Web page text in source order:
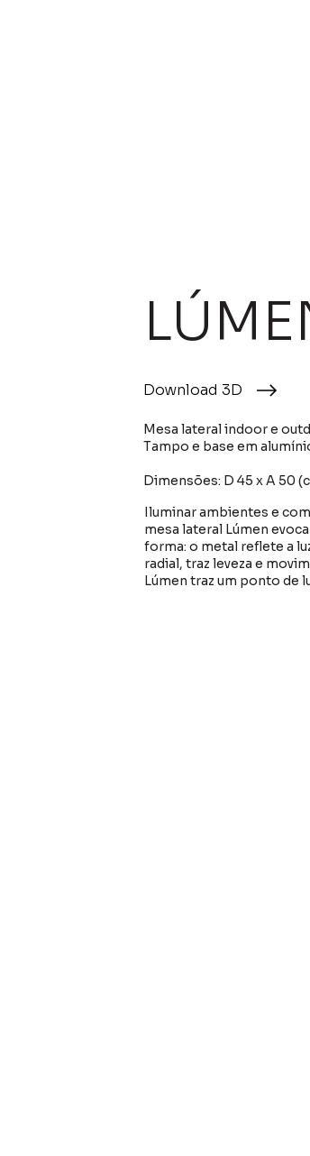
Download 3D
Mesa lateral indoor e
Tampo e base em
Dimensões: D 45 x A 50
Iluminar ambientes e
mesa lateral Lúmen
forma: o metal reflete a
radial, traz leveza e
Lúmen traz um ponto de